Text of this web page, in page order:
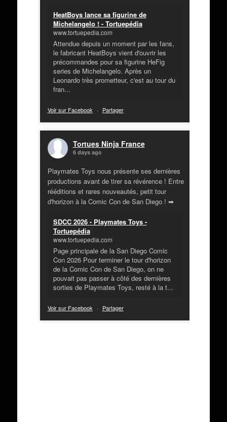
HeatBoys lance sa figurine de
Michelangelo ! - Tortuepédia
www.tortuepedia.com
Attendue depuis un moment par les fans,
le fabricant HeatBoys vient d'ouvrir les
précommandes pour sa figurine HeFig
series de Michelangelo. Après un
Leonardo très prometteur, c'est au tour du
fran...
Voir sur Facebook · Partager
Tortues Ninja France
6 days ago
Playmates Toys nous présente ses dernières
productions avant de tirer sa révérence ! Entre
rééditions et rares nouveautés, petit tour
d'horizon à la Comic Con de San Diego ! ➡
SDCC 2026 - Playmates Toys -
Tortuepédia
www.tortuepedia.com
Page principale de la San Diego Comic
Con 2026 Pour terminer le tour d'horizon
de la Comic Con de San Diego, on ne
pouvait pas passer à côté des dernières
sorties de Playmates Toys, resté à la t...
Voir sur Facebook · Partager